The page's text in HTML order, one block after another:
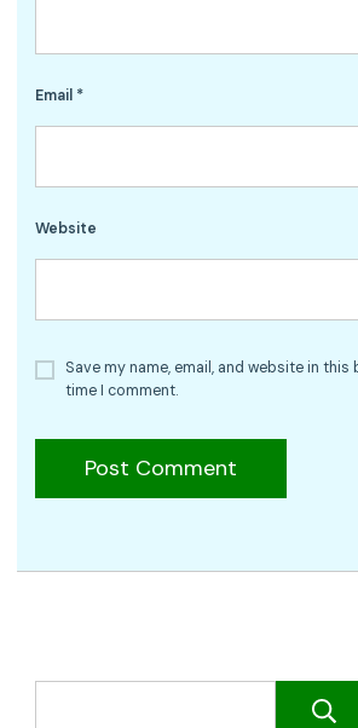
Email *
Website
Save my name, email, and website in
time I comment.